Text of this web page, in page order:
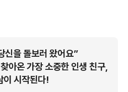
신을 돌보러 왔어요”
찾아온 가장 소중한 인생 친구,
이 시작된다!